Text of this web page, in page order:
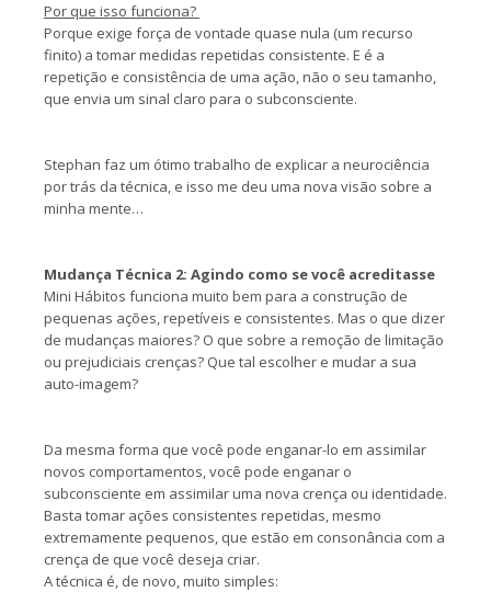
Por que isso funciona?
Porque exige força de vontade quase nula (um recurso
finito) a tomar medidas repetidas consistente. E é a
repetição e consistência de uma ação, não o seu tamanho,
que envia um sinal claro para o subconsciente.
Stephan faz um ótimo trabalho de explicar a neurociência
por trás da técnica, e isso me deu uma nova visão sobre a
minha mente…
Mudança Técnica 2: Agindo como se você acreditasse
Mini Hábitos funciona muito bem para a construção de
pequenas ações, repetíveis e consistentes. Mas o que dizer
de mudanças maiores? O que sobre a remoção de limitação
ou prejudiciais crenças? Que tal escolher e mudar a sua
auto-imagem?
Da mesma forma que você pode enganar-lo em assimilar
novos comportamentos, você pode enganar o
subconsciente em assimilar uma nova crença ou identidade.
Basta tomar ações consistentes repetidas, mesmo
extremamente pequenos, que estão em consonância com a
crença de que você deseja criar.
A técnica é, de novo, muito simples: